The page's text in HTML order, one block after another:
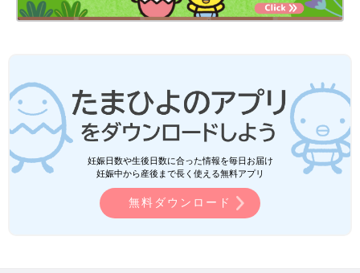
妊娠日数や生後日数に合った情報を毎日お届け
妊娠中から産後まで長く使える無料アプリ
無料ダウンロード